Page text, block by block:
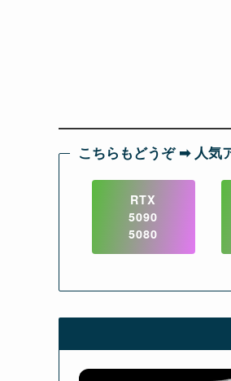
こちらもどうぞ ➡︎ 人気
RTX
5090
5080